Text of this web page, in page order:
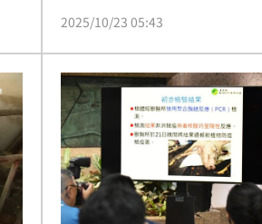
（防檢署）台中分署成立前進
牧司、防檢署、防檢署台中分
護防疫處（台中動保處）人員
地方跨機關協力與合作，以快
疫情擴散。
2025/10/23 05:43